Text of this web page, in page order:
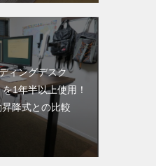
ィングデスク
1年半以上使用！
降式との比較